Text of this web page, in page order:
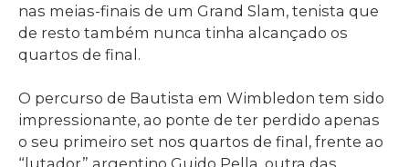
nas meias-finais de um Grand Slam, tenista que
de resto também nunca tinha alcançado os
quartos de final.
O percurso de Bautista em Wimbledon tem sido
impressionante, ao ponte de ter perdido apenas
o seu primeiro set nos quartos de final, frente ao